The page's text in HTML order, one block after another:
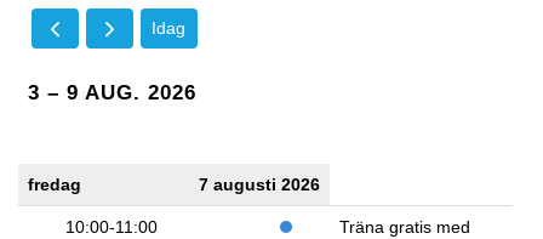
Idag
3 – 9 AUG. 2026
fredag 7 augusti 2026
10:00-11:00
Träna gratis med